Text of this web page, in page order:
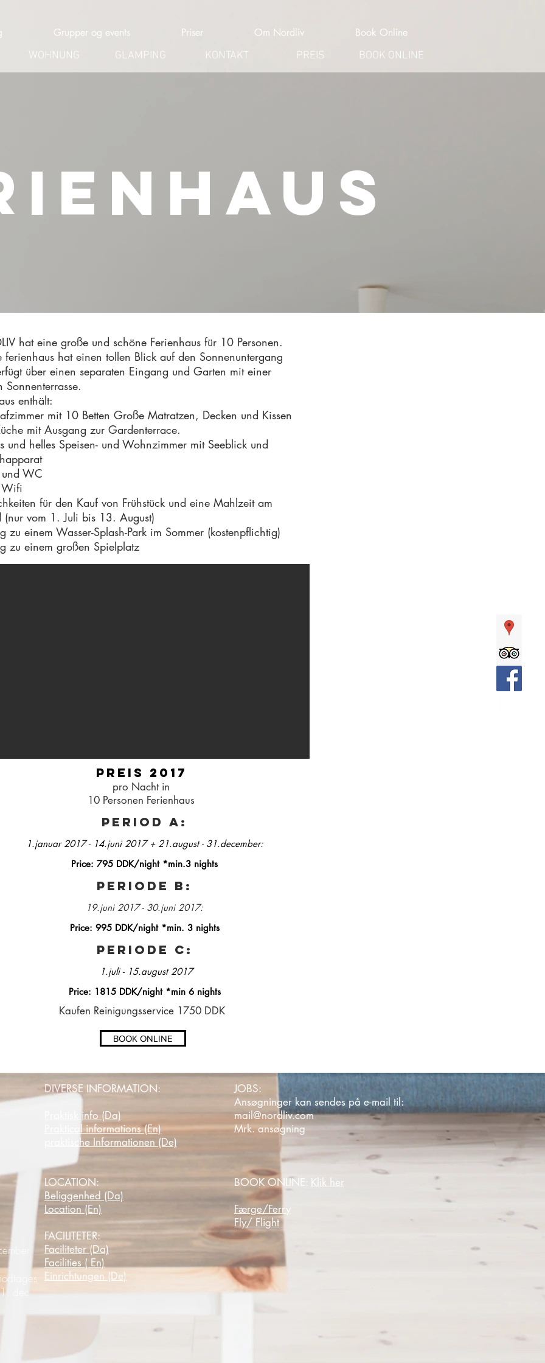
Grupper og events Priser Om Nordliv Book Online
WOHNUNG GLAMPING KONTAKT PREIS BOOK ONLINE
hat eine große und schöne Ferienhaus für 10 Personen.
ferienhaus hat einen tollen Blick auf den Sonnenuntergang
über einen separaten Eingang und Garten mit einer
Sonnenterrasse.
enthält:
mit 10 Betten Große Matratzen, Decken und Kissen
mit Ausgang zur Gardenterrace.
und helles Speisen- und Wohnzimmer mit Seeblick und
WC
Wifi
für den Kauf von Frühstück und eine Mahlzeit am
(nur vom 1. Juli bis 13. August)
zu einem Wasser-Splash-Park im Sommer (kostenpflichtig)
zu einem großen Spielplatz
preis 2017
pro Nacht in
10 Personen Ferienhaus
Period A:
1.januar 2017 - 14.juni 2017 + 21.august - 31.december:
Price: 795 DDK/night *min.3 nights
Periode B:
19.juni 2017 - 30.juni 2017:
Price: 995 DDK/night *min. 3 nights
Periode C:
1.juli - 15.august 2017
Price: 1815 DDK/night *min 6 nights
Kaufen Reinigungsservice 1750 DDK
BOOK ONLINE
DIVERSE INFORMATION:
Praktisk info (Da)
Praktical informations (En)
praktische Informationen (De)
LOCATION:
Beliggenhed (Da)
Location (En)
FACILITETER:
Faciliteter (Da)
Facilities ( En)
Einrichtungen (De)
JOBS:
Ansøgninger kan sendes på e-mail til:
mail@nordliv.com
Mrk. ansøgning
BOOK ONLINE: Klik her
Færge/Ferry
Fly/ Flight